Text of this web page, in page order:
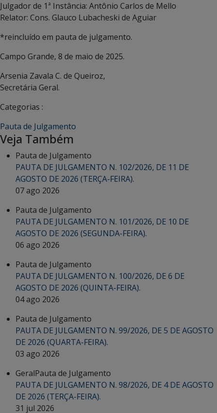
Julgador de 1ª Instância: Antônio Carlos de Mello
Relator: Cons. Glauco Lubacheski de Aguiar
*reincluído em pauta de julgamento.
Campo Grande, 8 de maio de 2025.
Arsenia Zavala C. de Queiroz,
Secretária Geral.
Categorias :
Pauta de Julgamento
Veja Também
Pauta de Julgamento
PAUTA DE JULGAMENTO N. 102/2026, DE 11 DE
AGOSTO DE 2026 (TERÇA-FEIRA).
07 ago 2026
Pauta de Julgamento
PAUTA DE JULGAMENTO N. 101/2026, DE 10 DE
AGOSTO DE 2026 (SEGUNDA-FEIRA).
06 ago 2026
Pauta de Julgamento
PAUTA DE JULGAMENTO N. 100/2026, DE 6 DE
AGOSTO DE 2026 (QUINTA-FEIRA).
04 ago 2026
Pauta de Julgamento
PAUTA DE JULGAMENTO N. 99/2026, DE 5 DE AGOSTO
DE 2026 (QUARTA-FEIRA).
03 ago 2026
GeralPauta de Julgamento
PAUTA DE JULGAMENTO N. 98/2026, DE 4 DE AGOSTO
DE 2026 (TERÇA-FEIRA).
31 jul 2026